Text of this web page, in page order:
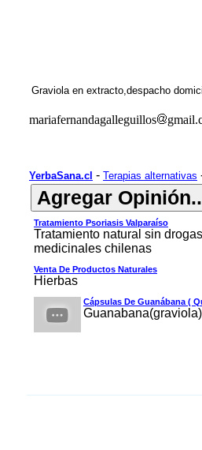
Graviola en extracto,despacho
mariafernandagalleguillos
YerbaSana.cl - Terapias alternativas
Tratamiento Psoriasis Valparaíso
Tratamiento natural sin
medicinales chilenas
Venta De Productos Naturales
Hierbas
Cápsulas De Guanábana (